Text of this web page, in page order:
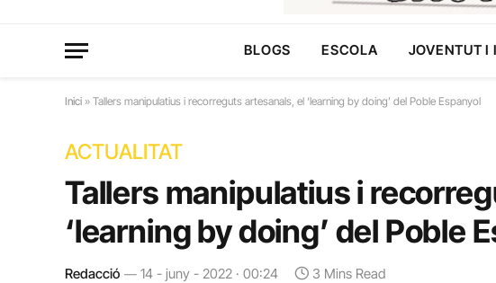
BLOGS ESCOLA JOVENTUT I
Inici » Tallers manipulatius i recorreguts artesanals, el ‘learning by doing’ del Poble Espanyol
ACTUALITAT
Tallers manipulatius i
‘learning by doing’ del Poble
Redacció 14 - juny - 2022 · 00:24 3 Mins Read